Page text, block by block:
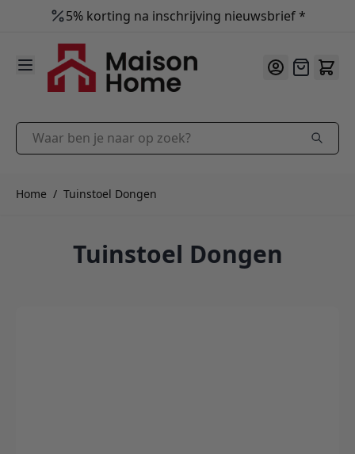
5% korting na inschrijving nieuwsbrief *
9.9 /10
Ga naar de inhoud
Offerte
Waar ben je naar op zoek?
Home / Tuinstoel Dongen
Tuinstoel Dongen